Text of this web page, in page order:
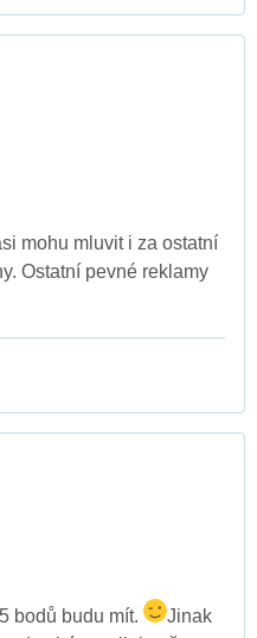
mohu mluvit i za ostatní
Ostatní pevné reklamy
bodů budu mít.
Jinak